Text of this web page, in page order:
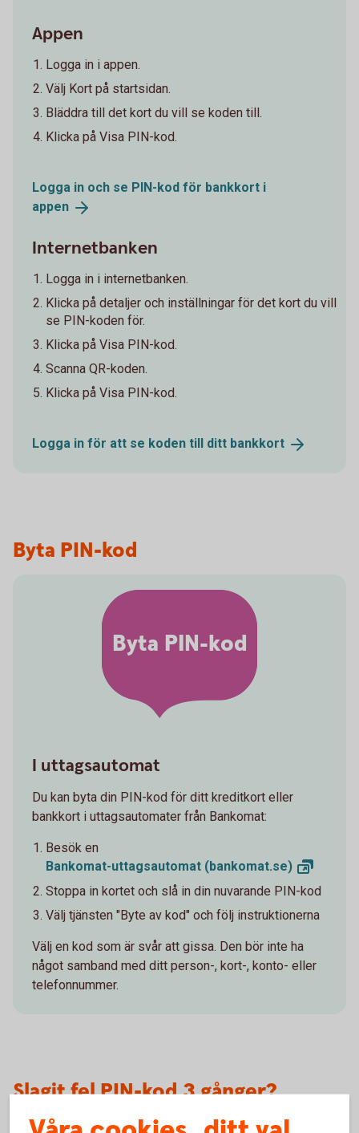
Appen
Logga in i appen.
Välj Kort på startsidan.
Bläddra till det kort du vill se koden till.
Klicka på Visa PIN-kod.
Logga in och se PIN-kod för bankkort i
appen
Internetbanken
Logga in i internetbanken.
Klicka på detaljer och inställningar för det kort du vill
se PIN-koden för.
Klicka på Visa PIN-kod.
Scanna QR-koden.
Klicka på Visa PIN-kod.
Logga in för att se koden till ditt bankkort
Byta PIN-kod
Byta PIN-kod
I uttagsautomat
Du kan byta din PIN-kod för ditt kreditkort eller
bankkort i uttagsautomater från Bankomat:
Besök en
Bankomat-uttagsautomat (bankomat.se)
Stoppa in kortet och slå in din nuvarande PIN-kod
Välj tjänsten "Byte av kod" och följ instruktionerna
Välj en kod som är svår att gissa. Den bör inte ha
något samband med ditt person-, kort-, konto- eller
telefonnummer.
Slagit fel PIN-kod 3 gånger?